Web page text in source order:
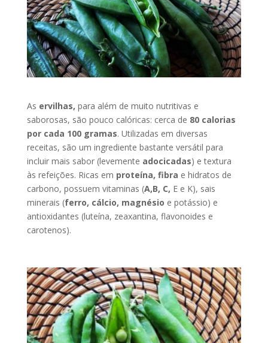
As ervilhas, para além de muito nutritivas e
saborosas, são pouco calóricas: cerca de 80 calorias
por cada 100 gramas. Utilizadas em diversas
receitas, são um ingrediente bastante versátil para
incluir mais sabor (levemente adocicadas) e textura
às refeições. Ricas em proteína, fibra e hidratos de
carbono, possuem vitaminas (A,B, C, E e K), sais
minerais (ferro, cálcio, magnésio e potássio) e
antioxidantes (luteína, zeaxantina, flavonoides e
carotenos).